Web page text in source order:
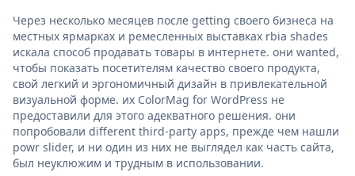
Через несколько месяцев после getting своего бизнеса на
местных ярмарках и ремесленных выставках rbia shades
искала способ продавать товары в интернете. они wanted,
чтобы показать посетителям качество своего продукта,
свой легкий и эргономичный дизайн в привлекательной
визуальной форме. их ColorMag for WordPress не
предоставили для этого адекватного решения. они
попробовали different third-party apps, прежде чем нашли
powr slider, и ни один из них не выглядел как часть сайта,
был неуклюжим и трудным в использовании.